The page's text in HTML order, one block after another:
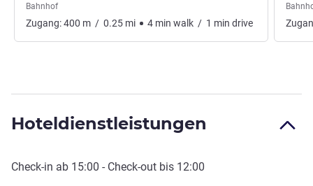
Bahnhof
Zugang:400 m / 0.25 mi 4 min walk / 1 min drive
Hoteldienstleistungen
Check-in ab 15:00 - Check-out bis 12:00